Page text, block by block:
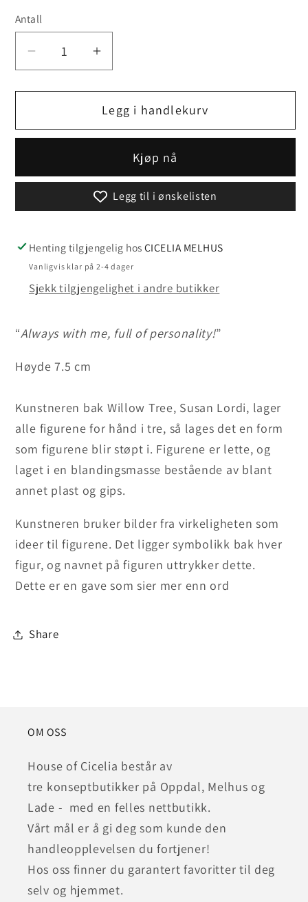
Antall
Senk
antallet
for
my
Øk
antallet
for
Love
my
(Light)
Legg i handlekurv
Kjøp nå
Legg til i ønskelisten
Henting tilgjengelig hos CICELIA MELHUS
Vanligvis klar på 2-4 dager
Sjekk tilgjengelighet i andre butikker
“Always with me, full of personality!”
Høyde 7.5 cm
Kunstneren bak Willow Tree, Susan Lordi, lager
alle figurene for hånd i tre, så lages det en form
som figurene blir støpt i. Figurene er lette, og
laget i en blandingsmasse bestående av blant
annet plast og gips.
Kunstneren bruker bilder fra virkeligheten som
ideer til figurene. Det ligger symbolikk bak hver
figur, og navnet på figuren uttrykker dette.
Dette er en gave som sier mer enn ord
Share
OM OSS
House of Cicelia består av
tre konseptbutikker på Oppdal, Melhus og
Lade - med en felles nettbutikk.
Vårt mål er å gi deg som kunde den
handleopplevelsen du fortjener!
Hos oss finner du garantert favoritter til deg
selv og hjemmet.